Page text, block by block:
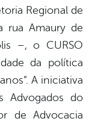
Regional de
rua Amaury de
–, o CURSO
da política
A iniciativa
Advogados do
de Advocacia